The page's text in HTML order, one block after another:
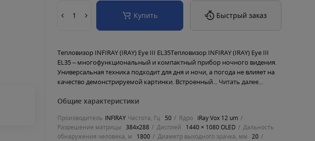
Купить Быстрый заказ
Тепловизор INFIRAY (IRAY) Eye III EL35Тепловизор INFIRAY (IRAY) Eye III
EL35 – многофункциональный и компактный прибор ночного видения.
Универсальная техника подходит для дня и ночи, а погода не влияет на
качество демонстрируемой картинки. Встроенный... Читать далее...
Общие характеристики
Производитель INFIRAY Частота, Гц 50 Ядро iRay Vox 12 um
Разрешение матрицы
384x288 Дисплей 1440 × 1080 OLED
Дальность
обнаружения человека, м
1800 Диаметр выходного зрачка, мм
20